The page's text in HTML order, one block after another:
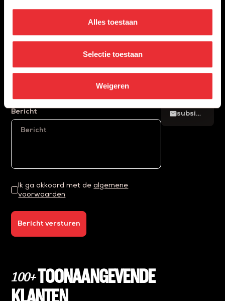
Alles toestaan
Selectie toestaan
Weigeren
Bericht
Ik ga akkoord met dealgemene
voorwaarden
Bericht versturen
phone0456784
mail
ONS
mail subsidies@eiffelprojects.nl
100+TOONAANGEVENDE
KLANTEN